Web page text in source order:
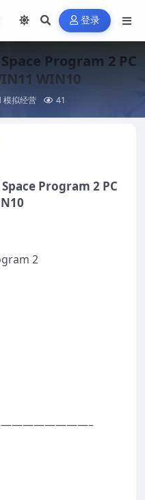
登录
Program 2 PC
WIN10
模拟经营 41
Program 2 PC
2